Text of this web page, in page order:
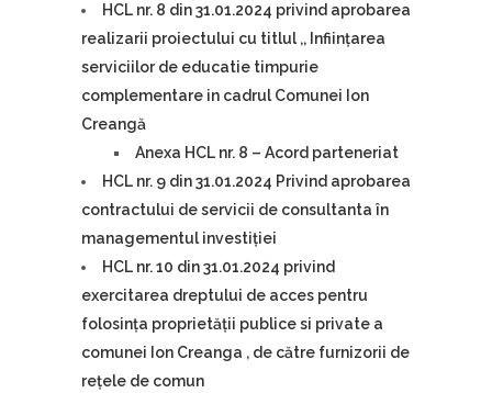
HCL nr. 8 din 31.01.2024 privind aprobarea
realizarii proiectului cu titlul ,, Inființarea
serviciilor de educatie timpurie
complementare in cadrul Comunei Ion
Creangă
Anexa HCL nr. 8 – Acord parteneriat
HCL nr. 9 din 31.01.2024 Privind aprobarea
contractului de servicii de consultanta în
managementul investiției
HCL nr. 10 din 31.01.2024 privind
exercitarea dreptului de acces pentru
folosinţa proprietăţii publice si private a
comunei Ion Creanga , de către furnizorii de
reţele de comun